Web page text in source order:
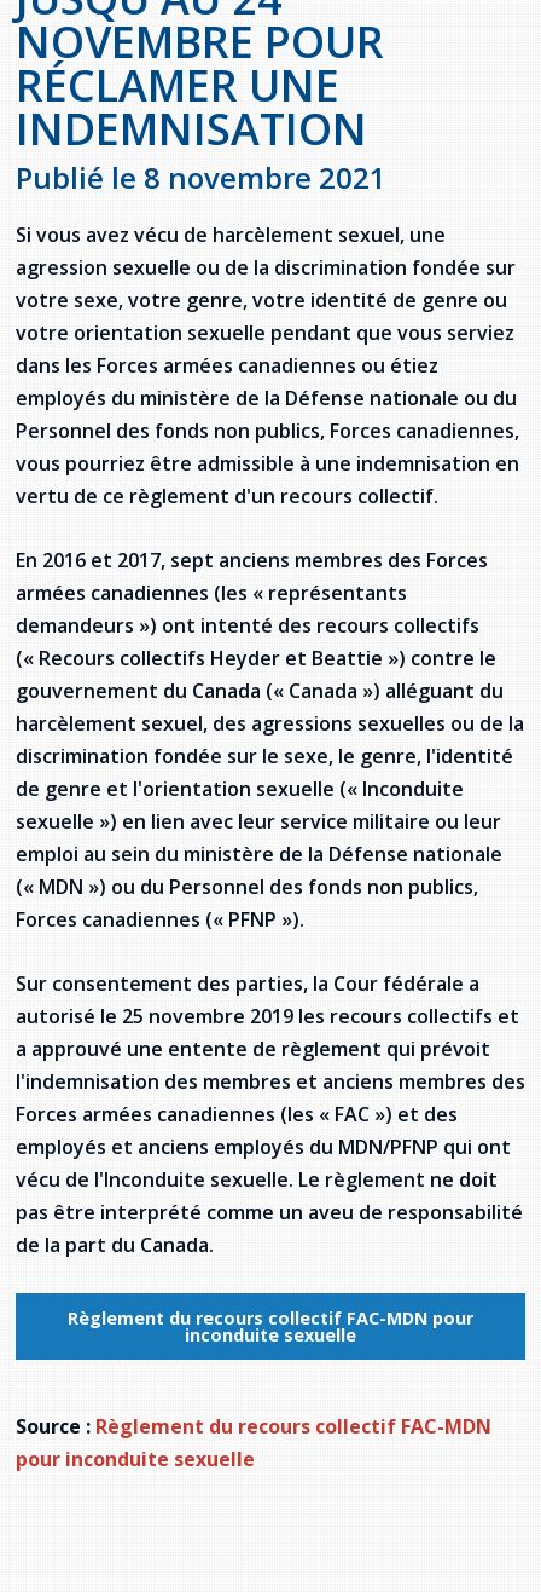
Jeux de la francophonie canadienne
Forum jeunesse pancanadien
Festival jeunesse de l'Acadie
Assemblée générale annuelle
Gestes et paroles ambigus
Admission au barreau
Ressources documentaires
Formulaires de procédure pénale
La Charte canadienne des droits et libertés
Commission des droits de la personne de
Terre-Neuve-et-Labrador
Acheter un véhicule neuf ou d'occasion ou
louer sur le long terme (leasing) un véhicule
neuf
Offres d'emploi (Secteur Justice)
Législation spéciale Covid-19
Labrador
Qu'est-ce que l'Aide juridique ?
Bureaux de l'Aide juridique de Terre-Neuve-
et-Labrador
Répertoire des juristes d'expression
française
Règlement Quiz RVF 2021
Continuons en français
Activités
Guide du système de santé à TNL
Annuaire de santé
Offres Actives
Santé mentale et dépendances
Société Santé en français (SSF)
Travailler en santé à TNL
Passeport Santé
Répertoire des professionnels de santé
Visages de la santé
Allison Chaytor
Maurice Nzoyamara
Lee Trowbridge
Randy Follet
Skye Fisher
Pamela Tucker
Brian Kizner
Marc-Alexandre Mestres
Stacy Smith
Nancy Dillon
Clare Halleran
Joseph Kayumba
Dominic Demers
provincial
Ressources linguistiques pour la
communication en santé
Services en français
Ma langue, c'est ma fierté !
Carte des services en français
2SLGBTQIA+
NOVEMBRE POUR
RÉCLAMER UNE
INDEMNISATION
Publié le 8 novembre 2021
Si vous avez vécu de harcèlement sexuel, une
agression sexuelle ou de la discrimination fondée sur
votre sexe, votre genre, votre identité de genre ou
votre orientation sexuelle pendant que vous serviez
dans les Forces armées canadiennes ou étiez
employés du ministère de la Défense nationale ou du
Personnel des fonds non publics, Forces canadiennes,
vous pourriez être admissible à une indemnisation en
vertu de ce règlement d'un recours collectif.
En 2016 et 2017, sept anciens membres des Forces
armées canadiennes (les « représentants
demandeurs ») ont intenté des recours collectifs
(« Recours collectifs Heyder et Beattie ») contre le
gouvernement du Canada (« Canada ») alléguant du
harcèlement sexuel, des agressions sexuelles ou de la
discrimination fondée sur le sexe, le genre, l'identité
de genre et l'orientation sexuelle (« Inconduite
sexuelle ») en lien avec leur service militaire ou leur
emploi au sein du ministère de la Défense nationale
(« MDN ») ou du Personnel des fonds non publics,
Forces canadiennes (« PFNP »).
Sur consentement des parties, la Cour fédérale a
autorisé le 25 novembre 2019 les recours collectifs et
a approuvé une entente de règlement qui prévoit
l'indemnisation des membres et anciens membres des
Forces armées canadiennes (les « FAC ») et des
employés et anciens employés du MDN/PFNP qui ont
vécu de l'Inconduite sexuelle. Le règlement ne doit
pas être interprété comme un aveu de responsabilité
de la part du Canada.
Règlement du recours collectif FAC-MDN pour
inconduite sexuelle
Source : Règlement du recours collectif FAC-MDN
pour inconduite sexuelle